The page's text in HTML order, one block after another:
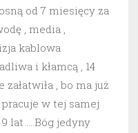
od 7 miesięcy za
, media ,
kablowa
i kłamcą , 14
, bo ma już
w tej samej
lat ….Bóg jedyny